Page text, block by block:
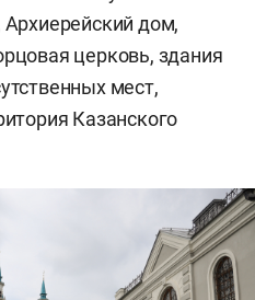
дом,
церковь, здания
мест,
Казанского